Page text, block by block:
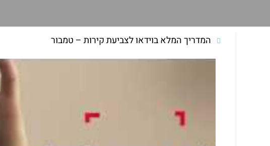
המדריך המלא בוידאו לצביעת קירות – טמבור